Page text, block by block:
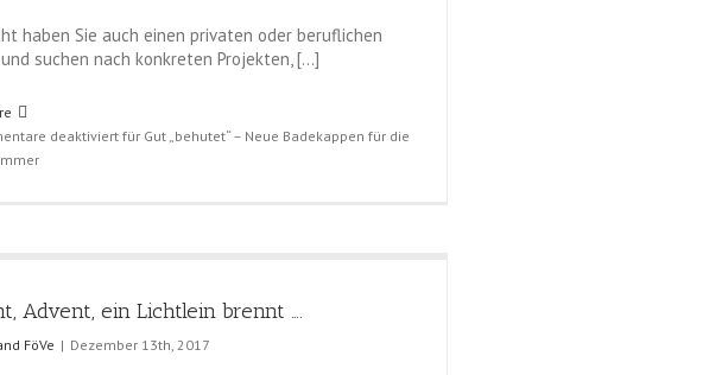
haben Sie auch einen privaten oder beruflichen
suchen nach konkreten Projekten, […]
deaktiviert für Gut „behutet“ – Neue Badekappen für die
Advent, ein Lichtlein brennt ….
FöVe | Dezember 13th, 2017